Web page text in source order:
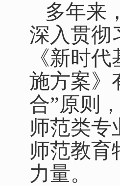
多年来
深入贯彻
《新时
施方案》
合”原则
师范类专
师范教育
力量。